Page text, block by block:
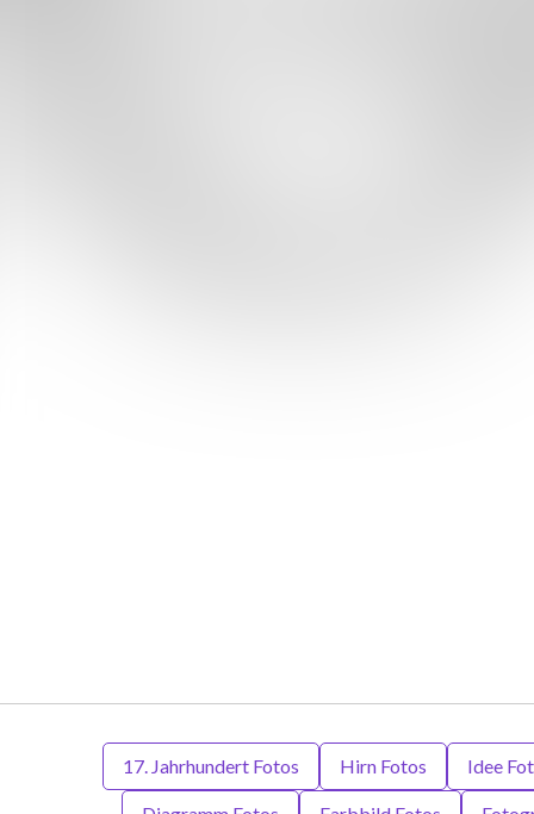
17. Jahrhundert Fotos Hirn Fotos Idee